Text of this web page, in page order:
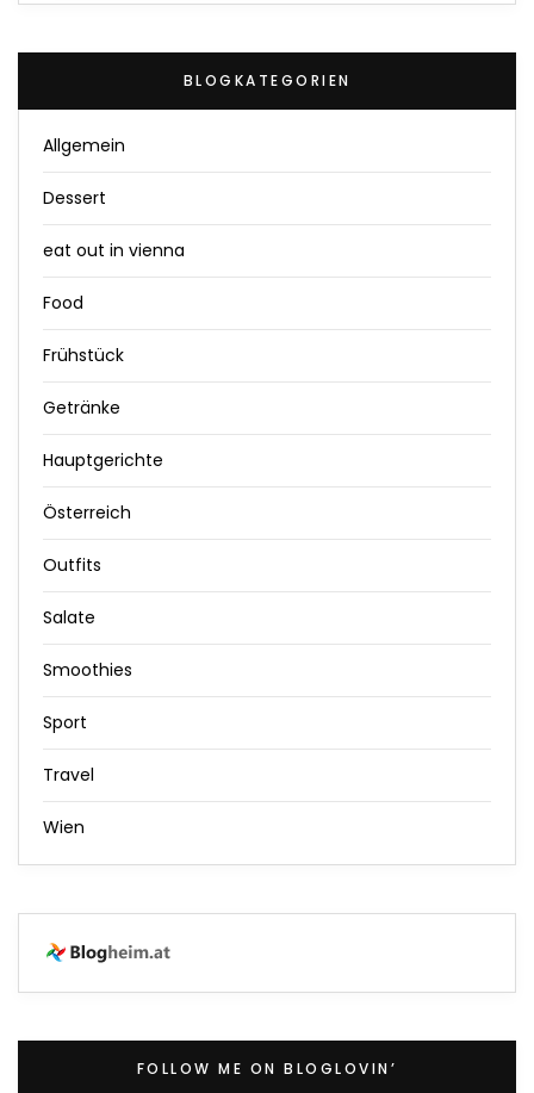
BLOGKATEGORIEN
Allgemein
Dessert
eat out in vienna
Food
Frühstück
Getränke
Hauptgerichte
Österreich
Outfits
Salate
Smoothies
Sport
Travel
Wien
FOLLOW ME ON BLOGLOVIN’